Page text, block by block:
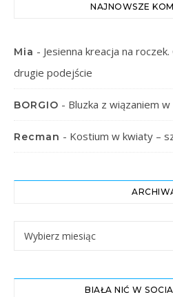
NAJNOWSZE
Mia - Jesienna kreacja na
drugie podejście
BORGIO - Bluzka z wiązaniem
Recman - Kostium w kwiaty –
Archiwa
BIAŁA NIĆ W